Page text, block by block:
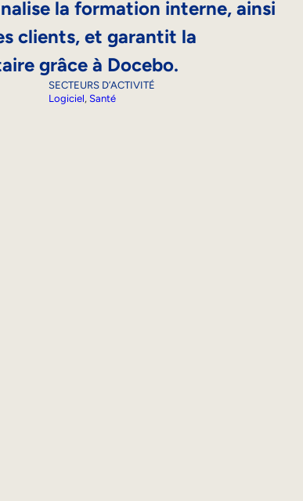
la formation interne, ainsi
clients, et garantit la
grâce à Docebo.
SECTEURS D’ACTIVITÉ
Logiciel, Santé